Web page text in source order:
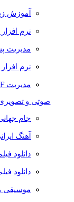
آموزش
نرم
مدیریت
نرم افزار
مدیریت PDF
صوتی و
جام جهانی
آهنگ
دانلود
دانلود
موسیقی